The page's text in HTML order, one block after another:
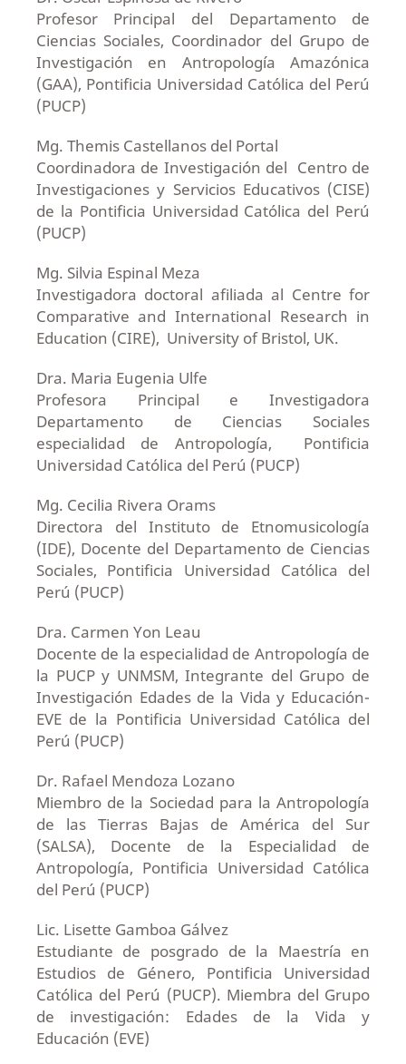
Profesor Principal del Departamento de
Ciencias Sociales, Coordinador del Grupo de
Investigación en Antropología Amazónica
(GAA), Pontificia Universidad Católica del Perú
(PUCP)
Mg. Themis Castellanos del Portal
Coordinadora de Investigación del Centro de
Investigaciones y Servicios Educativos (CISE)
de la Pontificia Universidad Católica del Perú
(PUCP)
Mg. Silvia Espinal Meza
Investigadora doctoral afiliada al Centre for
Comparative and International Research in
Education (CIRE), University of Bristol, UK.
Dra. Maria Eugenia Ulfe
Profesora Principal e Investigadora
Departamento de Ciencias Sociales
especialidad de Antropología, Pontificia
Universidad Católica del Perú (PUCP)
Mg. Cecilia Rivera Orams
Directora del Instituto de Etnomusicología
(IDE), Docente del Departamento de Ciencias
Sociales, Pontificia Universidad Católica del
Perú (PUCP)
Dra. Carmen Yon Leau
Docente de la especialidad de Antropología de
la PUCP y UNMSM, Integrante del Grupo de
Investigación Edades de la Vida y Educación-
EVE de la Pontificia Universidad Católica del
Perú (PUCP)
Dr. Rafael Mendoza Lozano
Miembro de la Sociedad para la Antropología
de las Tierras Bajas de América del Sur
(SALSA), Docente de la Especialidad de
Antropología, Pontificia Universidad Católica
del Perú (PUCP)
Lic. Lisette Gamboa Gálvez
Estudiante de posgrado de la Maestría en
Estudios de Género, Pontificia Universidad
Católica del Perú (PUCP). Miembra del Grupo
de investigación: Edades de la Vida y
Educación (EVE)